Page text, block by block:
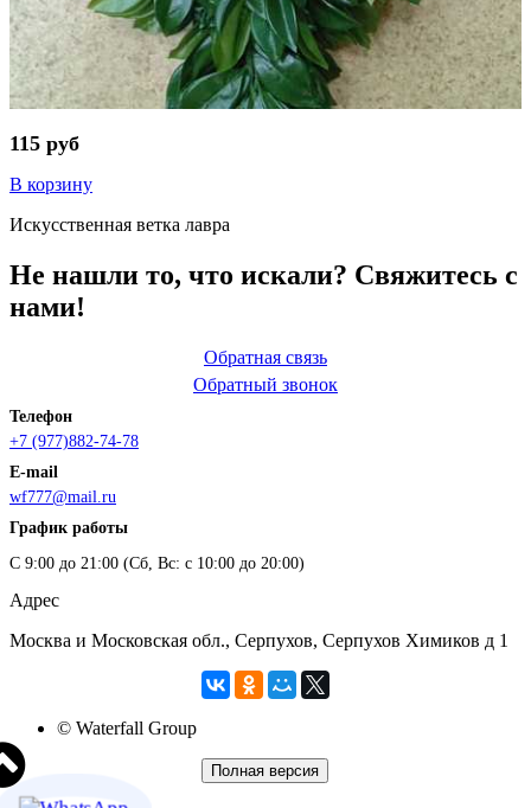
115 руб
В корзину
Искусственная ветка лавра
Не нашли то, что искали? Свяжитесь с
нами!
Обратная связь
Обратный звонок
Телефон
+7 (977)882-74-78
E-mail
wf777@mail.ru
График работы
С 9:00 до 21:00 (Сб, Вс: с 10:00 до 20:00)
Адрес
Москва и Московская обл., Серпухов, Серпухов Химиков д 1
© Waterfall Group